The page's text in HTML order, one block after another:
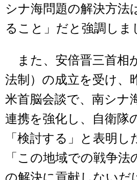
シナ海問題の解決方法
ること」だと強調しま
また、安倍晋三首相
法制）の成立を受け、
米首脳会談で、南シナ
連携を強化し、自衛隊
「検討する」と表明し
「この地域での戦争法